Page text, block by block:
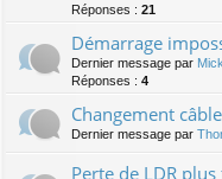
Réponses : 21
Démarrage
Dernier message par
Réponses : 4
Changement
Dernier message par
Perte de LDR